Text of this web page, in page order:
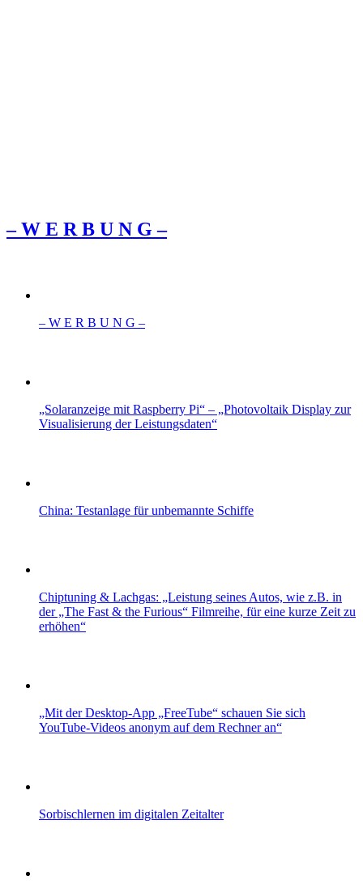
– W Ε R Β U Ν G –
– W Ε R Β U Ν G –
„Solaranzeige mit Raspberry Pi“ – „Photovoltaik Display zur
Visualisierung der Leistungsdaten“
China: Testanlage für unbemannte Schiffe
Chiptuning & Lachgas: „Leistung seines Autos, wie z.B. in
der „The Fast & the Furious“ Filmreihe, für eine kurze Zeit zu
erhöhen“
„Mit der Desktop-App „FreeTube“ schauen Sie sich
YouTube-Videos anonym auf dem Rechner an“
Sorbischlernen im digitalen Zeitalter